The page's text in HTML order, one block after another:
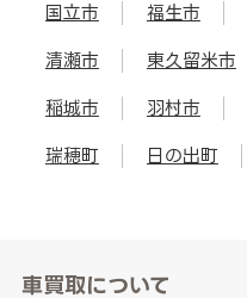
国立市 福生市
清瀬市 東久留米市
稲城市 羽村市
瑞穂町 日の出町
車買取について